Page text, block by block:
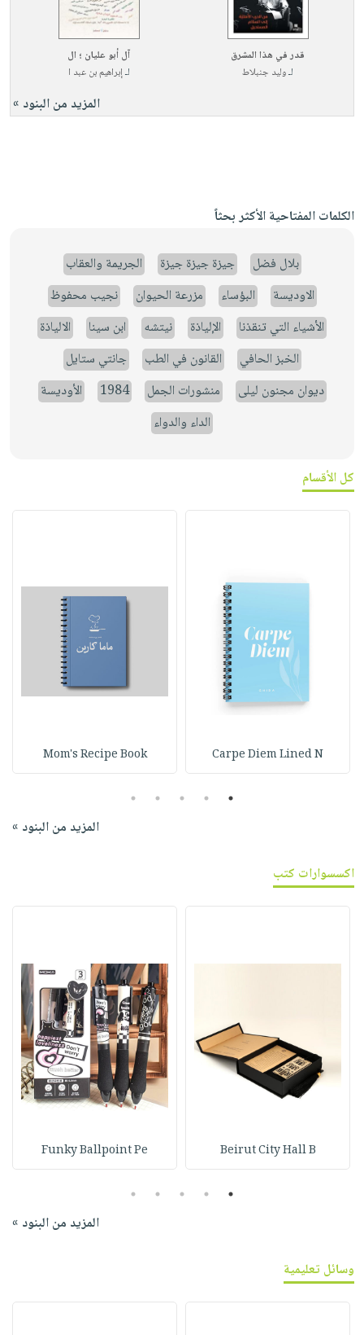
قدر في هذا المشرق
لـوليد جنبلاط
آل أبو عليان ؛ ال
لـإبراهيم بن عبد ا
المزيد من البنود »
الكلمات المفتاحية الأكثر بحثاً
بلال فضل جيزة جيزة جيزة
الجريمة والعقاب
الاوديسة
البؤساء مزرعة الحيوان
نجيب محفوظ
الأشياء التي تنقذنا
الإلياذة نيتشه ابن سينا
الالياذة
الخبز الحافي
القانون في الطب
جانتي ستايل
ديوان مجنون ليلى
منشورات الجمل 1984
الأوديسة
الداء والدواء
كل الأقسام
Carpe Diem Lined N
Mom's Recipe Book
1
2
3
4
5
المزيد من البنود »
اكسسوارات كتب
Beirut City Hall B
Funky Ballpoint Pe
1
2
3
4
5
المزيد من البنود »
وسائل تعليمية